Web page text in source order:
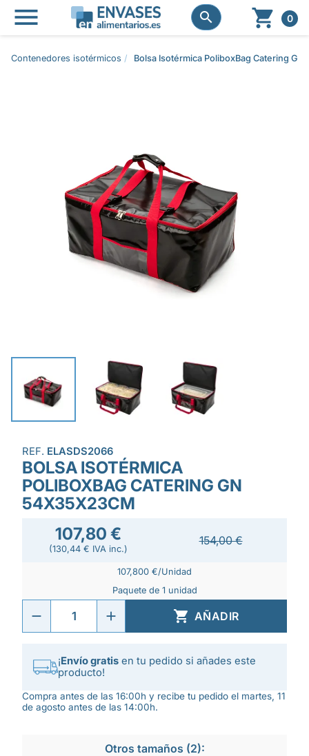
 
  0
Contenedores isotérmicos Bolsa Isotérmica PoliboxBag Catering
REF. ELASDS2066
BOLSA ISOTÉRMICA
POLIBOXBAG CATERING GN
54X35X23CM
107,80 €
(130,44 € IVA inc.)
154,00 €
107,800 €/Unidad
Paquete de 1 unidad
 AÑADIR
¡Envío gratis en tu pedido si añades este
producto!
Compra antes de las 16:00h y recibe tu pedido el martes, 11
de agosto antes de las 14:00h.
Otros tamaños (2):